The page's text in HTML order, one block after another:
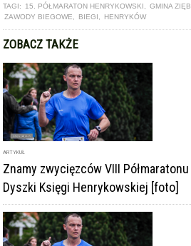
TAGI: 15. PÓŁMARATON HENRYKOWSKI GMINA
ZAWODY BIEGOWE
BIEGI HENRYKÓW
ZOBACZ TAKŻE
ARTYKUŁ
Znamy zwycięzców VIII
Dyszki Księgi Henrykowskiej [foto]